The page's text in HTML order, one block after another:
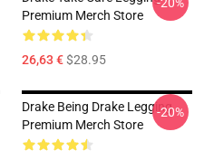
Premium Merch Store
26,63 €$28.95
Drake Being Drake Legging
Premium Merch Store
-20%